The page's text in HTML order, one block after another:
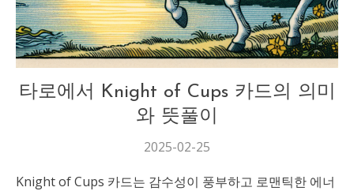
타로
타로에서 Knight of Cups 카드의 의미
와 뜻풀이
2025-02-25
Knight of Cups 카드는 감수성이 풍부하고 로맨틱한 에너